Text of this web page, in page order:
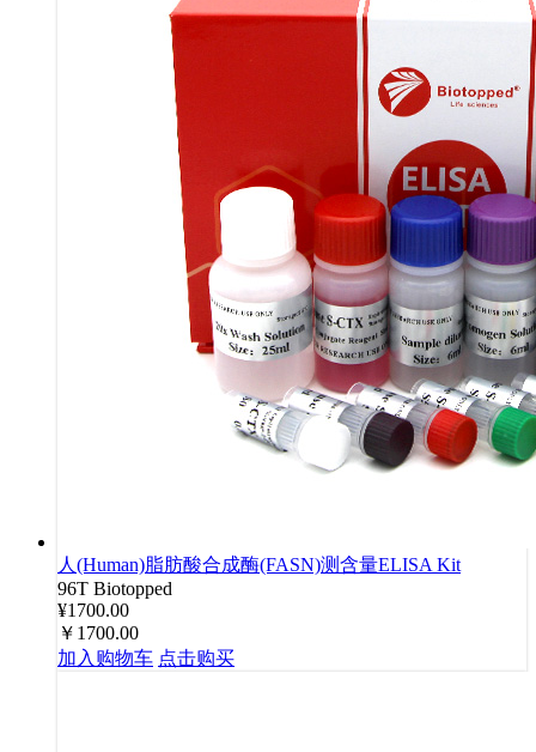
人(Human)脂肪酸合成酶(FASN)测含量ELISA Kit
96T Biotopped
¥1700.00
￥1700.00
加入购物车 点击购买